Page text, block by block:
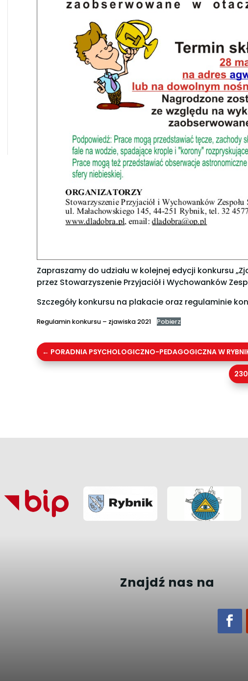
Zapraszamy do udziału w kolejnej edycji konkursu
przez Stowarzyszenie Przyjaciół i Wychowanków
Szczegóły konkursu na plakacie oraz regulaminie
Regulamin konkursu – zjawiska 2021 Pobierz
← PORADNIA PSYCHOLOGICZNO-PEDAGOGICZNA W
Znajdź nas na